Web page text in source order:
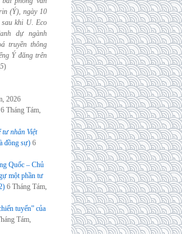
(Ý), ngày 10
sau khi U. Eco
dự ngành
truyền thông
Ý đăng trên
)
2026
6 Tháng Tám,
tư nhân Việt
đồng sự) 6
Quốc – Chủ
một phần tư
6 Tháng Tám,
tuyến” của
Tám,